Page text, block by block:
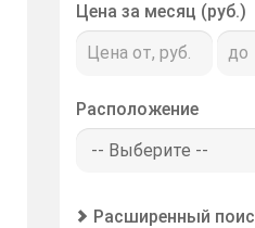
Цена за месяц (руб.)
Расположение
Расширенный